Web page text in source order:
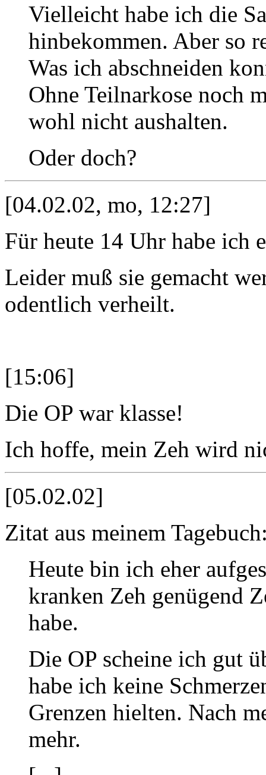
Vielleicht habe ich die
hinbekommen. Aber so
Was ich abschneiden
Ohne Teilnarkose noch
wohl nicht aushalten.
Oder doch?
[04.02.02, mo, 12:27]
Für heute 14 Uhr habe ich
Leider muß sie gemacht
odentlich verheilt.
[15:06]
Die OP war klasse!
Ich hoffe, mein Zeh wird
[05.02.02]
Zitat aus meinem
Heute bin ich eher
kranken Zeh genügend
habe.
Die OP scheine ich gut
habe ich keine
Grenzen hielten. Nach
mehr.